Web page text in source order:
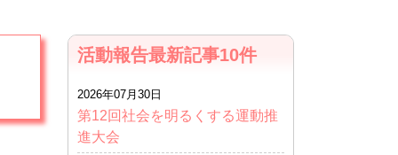
活動報告最新記事10件
2026年07月30日
第12回社会を明るくする運動推
進大会